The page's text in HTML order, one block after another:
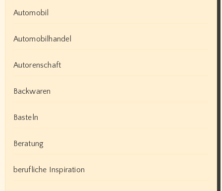
Automobil
Automobilhandel
Autorenschaft
Backwaren
Basteln
Beratung
berufliche Inspiration